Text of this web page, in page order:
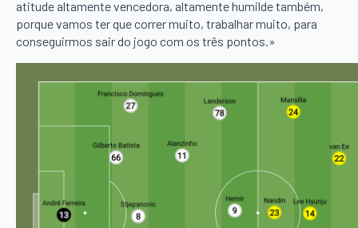
atitude altamente vencedora, altamente humilde também,
porque vamos ter que correr muito, trabalhar muito, para
conseguirmos sair do jogo com os três pontos.»